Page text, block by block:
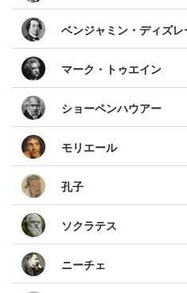
ベンジャミン・ディズレ
マーク・トゥエイン
ショーペンハウアー
モリエール
孔子
ソクラテス
ニーチェ